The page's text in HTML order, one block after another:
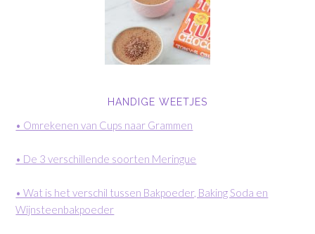
HANDIGE WEETJES
• Omrekenen van Cups naar Grammen
• De 3 verschillende soorten Meringue
• Wat is het verschil tussen Bakpoeder, Baking Soda en
Wijnsteenbakpoeder